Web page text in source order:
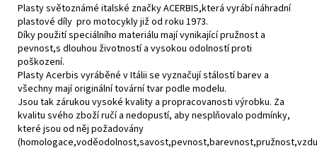
Plasty světoznámé italské značky ACERBIS,která vyrábí náhradní
plastové díly pro motocykly již od roku 1973.
Díky použití speciálního materiálu mají vynikající pružnost a
pevnost,s dlouhou životností a vysokou odolností proti
poškození.
Plasty Acerbis vyráběné v Itálii se vyznačují stálostí barev a
všechny mají originální tovární tvar podle modelu.
Jsou tak zárukou vysoké kvality a propracovanosti výrobku. Za
kvalitu svého zboží ručí a nedopustí, aby nesplňovalo podmínky,
které jsou od něj požadovány